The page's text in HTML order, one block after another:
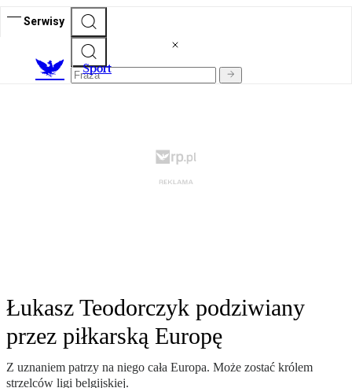
Serwisy
Sport
Łukasz Teodorczyk podziwiany
przez piłkarską Europę
Z uznaniem patrzy na niego cała Europa. Może zostać królem
strzelców ligi belgijskiej.